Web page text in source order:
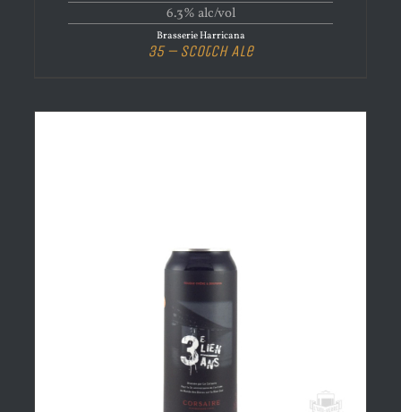
6.3% alc/vol
Brasserie Harricana
35 – Scotch Ale